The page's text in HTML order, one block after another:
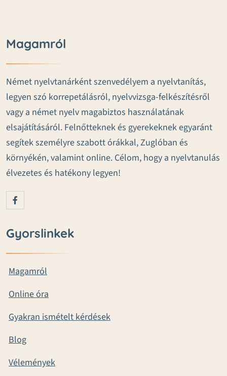
Magamról
Német nyelvtanárként szenvedélyem a nyelvtanítás,
legyen szó korrepetálásról, nyelvvizsga-felkészítésről
vagy a német nyelv magabiztos használatának
elsajátításáról. Felnőtteknek és gyerekeknek egyaránt
segítek személyre szabott órákkal, Zuglóban és
környékén, valamint online. Célom, hogy a nyelvtanulás
élvezetes és hatékony legyen!
Gyorslinkek
Magamról
Online óra
Gyakran ismételt kérdések
Blog
Vélemények